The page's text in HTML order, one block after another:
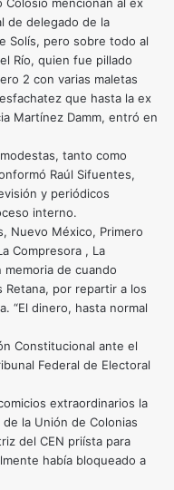
de delegado de la
Solís, pero sobre todo al
Río, quien fue pillado
2 con varias maletas
que hasta la ex
Martínez Damm, entró en
tanto como
Raúl Sifuentes,
y periódicos
interno.
Nuevo México, Primero
Compresora , La
de cuando
Retana, por repartir a los
“El dinero, hasta normal
Constitucional ante el
Federal de Electoral
extraordinarios la
la Unión de Colonias
del CEN priísta para
había bloqueado a